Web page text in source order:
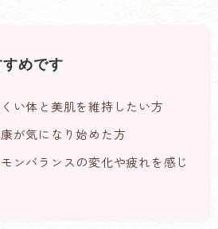
めです
い体と美肌を維持したい方
が気になり始めた方
ンバランスの変化や疲れを感じ